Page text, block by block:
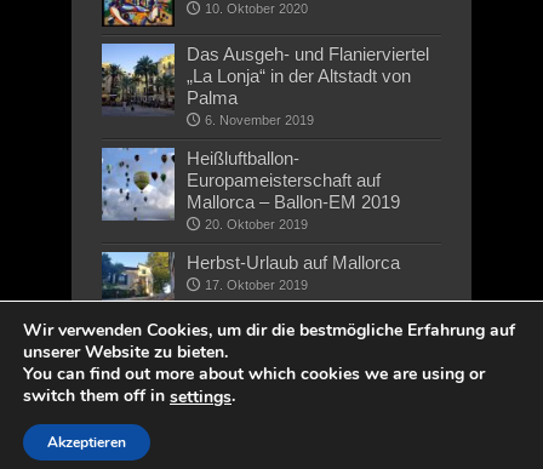
10. Oktober 2020
Das Ausgeh- und Flanierviertel
„La Lonja“ in der Altstadt von
Palma
6. November 2019
Heißluftballon-
Europameisterschaft auf
Mallorca – Ballon-EM 2019
20. Oktober 2019
Herbst-Urlaub auf Mallorca
17. Oktober 2019
Copyright © 2019 wirMallorca.de - Alle Rechte vorbehalten |
Wir verwenden Cookies, um dir die bestmögliche Erfahrung auf
unserer Website zu bieten.
You can find out more about which cookies we are using or
switch them off in settings.
Akzeptieren